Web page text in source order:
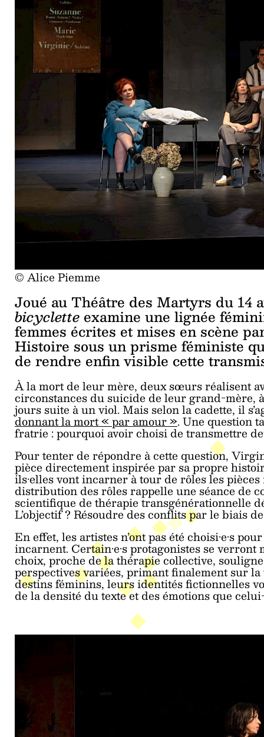
© Alice Piemme
Joué au Théâtre des Martyrs du 14
bicyclette examine une lignée
femmes écrites et mises en scène
Histoire sous un prisme féministe
de rendre enfin visible cette
À la mort de leur mère, deux sœurs réalisent
circonstances du suicide de leur grand-mère,
jours suite à un viol. Mais selon la cadette, il
donnant la mort « par amour ». Une question
fratrie : pourquoi avoir choisi de transmettre
Pour tenter de répondre à cette question,
pièce directement inspirée par sa propre
ils·elles vont incarner à tour de rôles les
distribution des rôles rappelle une séance de
scientifique de thérapie transgénérationnelle
L’objectif ? Résoudre des conflits par le biais
En effet, les artistes n’ont pas été choisi·e·s
incarnent. Certain·e·s protagonistes se verront
choix, proche de la thérapie collective,
perspectives variées, primant finalement sur
destins féminins, leurs identités fictionnelles
de la densité du texte et des émotions que